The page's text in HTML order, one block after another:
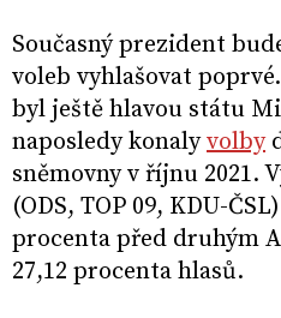
Současný prezident
voleb vyhlašovat
byl ještě hlavou státu
naposledy konalyvolby
sněmovny v říjnu 2021.
(ODS, TOP 09, KDU-
procenta před druhým
27,12 procenta hlasů.